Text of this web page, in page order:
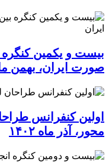
بیست و یکمین کنگره
صورت ایران، بهمن ماه
اولین کنفرانس
محور، آذر ماه ۱۴۰۲